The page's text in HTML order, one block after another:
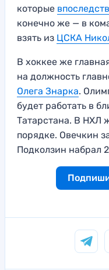
которые
конечно же — в
взять из ЦСКА
В хоккее же
на должность
Олега Знарка.
будет работать в
Татарстана. В НХЛ
порядке. Овечкин
Подколзин набрал 2